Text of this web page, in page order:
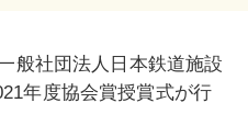
般社団法人日本鉄道施設
年度協会賞授賞式が行